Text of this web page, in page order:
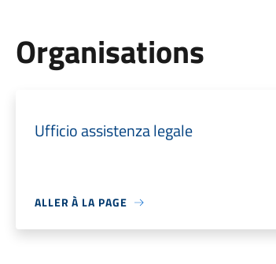
Organisations
Ufficio assistenza legale
ALLER À LA PAGE